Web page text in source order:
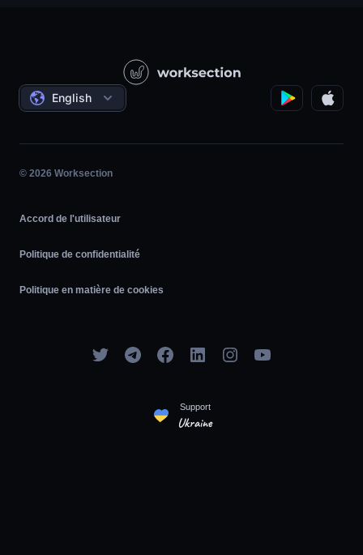
Gestion de projet
Travail horaire
Agile
Les accords
English
© 2026 Worksection
Accord de l'utilisateur
Politique de confidentialité
Politique en matière de cookies
Support
Ukraine